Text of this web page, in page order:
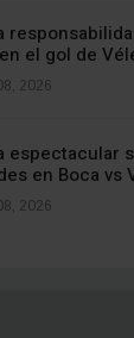
el gol de
2026
espectacular
en Boca vs
2026